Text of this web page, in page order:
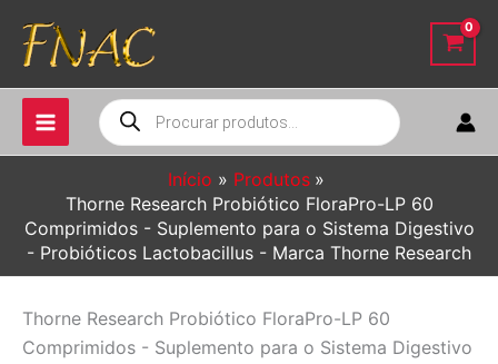
para
conteúdo
Pesquisar
produtos
Início
Produtos
Thorne Research Probiótico FloraPro-LP 60
Comprimidos - Suplemento para o Sistema Digestivo
- Probióticos Lactobacillus - Marca Thorne Research
Thorne Research Probiótico FloraPro-LP 60
Comprimidos - Suplemento para o Sistema Digestivo